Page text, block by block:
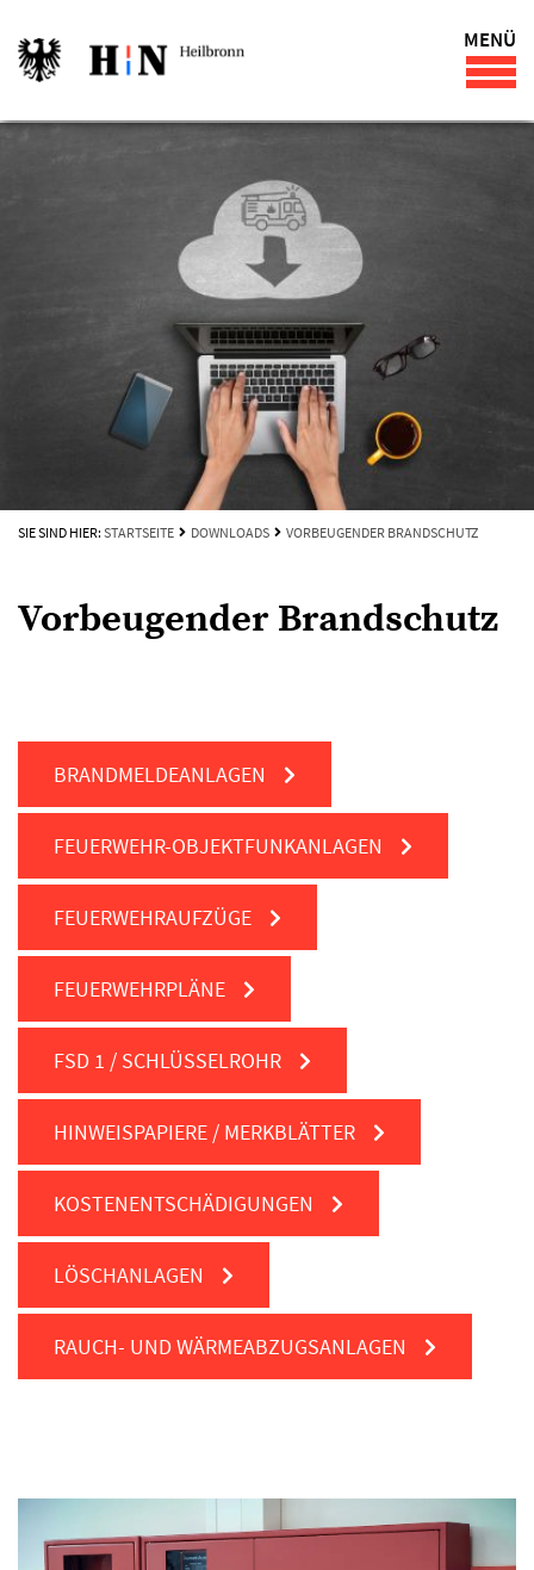
MENÜ
SIE SIND HIER: STARTSEITE DOWNLOADS VORBEUGENDER BRANDSCHUTZ
Vorbeugender Brandschutz
BRANDMELDEANLAGEN
FEUERWEHR-OBJEKTFUNKANLAGEN
FEUERWEHRAUFZÜGE
FEUERWEHRPLÄNE
FSD 1 / SCHLÜSSELROHR
HINWEISPAPIERE / MERKBLÄTTER
KOSTENENTSCHÄDIGUNGEN
LÖSCHANLAGEN
RAUCH- UND WÄRMEABZUGSANLAGEN